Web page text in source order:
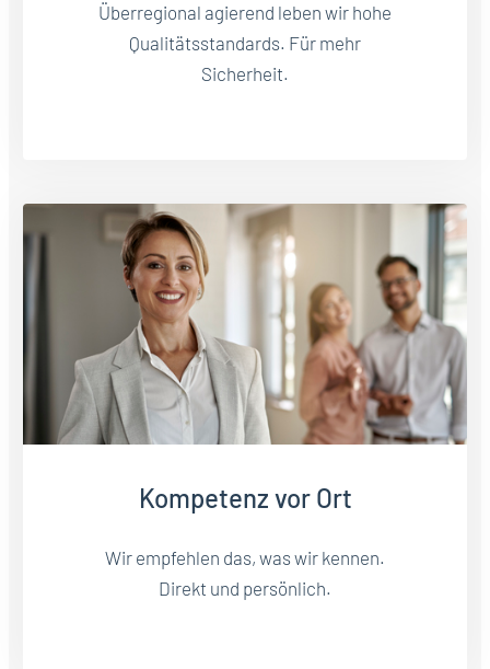
Überregional agierend leben wir hohe
Qualitätsstandards. Für mehr
Sicherheit.
Kompetenz vor Ort
Wir empfehlen das, was wir kennen.
Direkt und persönlich.